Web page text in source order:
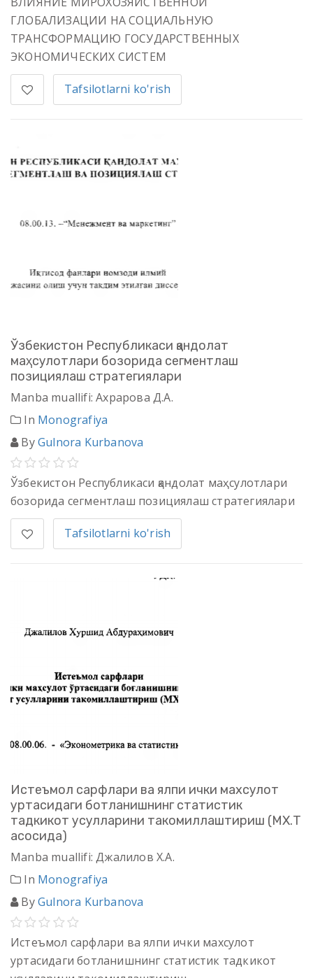
ГЛОБАЛИЗАЦИИ НА СОЦИАЛЬНУЮ
ТРАНСФОРМАЦИЮ ГОСУДАРСТВЕННЫХ
ЭКОНОМИЧЕСКИХ СИСТЕМ
Tafsilotlarni ko'rish
Ўзбекистон Республикаси қандолат
маҳсулотлари бозорида сегментлаш
позициялаш стратегиялари
Manba muallifi: Ахрарова Д.А.
In Monografiya
ByGulnora Kurbanova
Ўзбекистон Республикаси қандолат маҳсулотлари
бозорида сегментлаш позициялаш стратегиялари
Tafsilotlarni ko'rish
Истеъмол сарфлари ва ялпи ички махсулот
уртасидаги ботланишнинг статистик
тадкикот усулларини такомиллаштириш (МХ.Т
асосида)
Manba muallifi: Джалилов Х.А.
In Monografiya
ByGulnora Kurbanova
Истеъмол сарфлари ва ялпи ички махсулот
уртасидаги ботланишнинг статистик тадкикот